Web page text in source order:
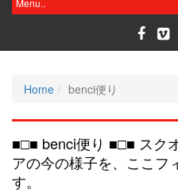
Home benci便り
■□■ benci便り ■□■ スク
アの今の様子を、ここフ
す。